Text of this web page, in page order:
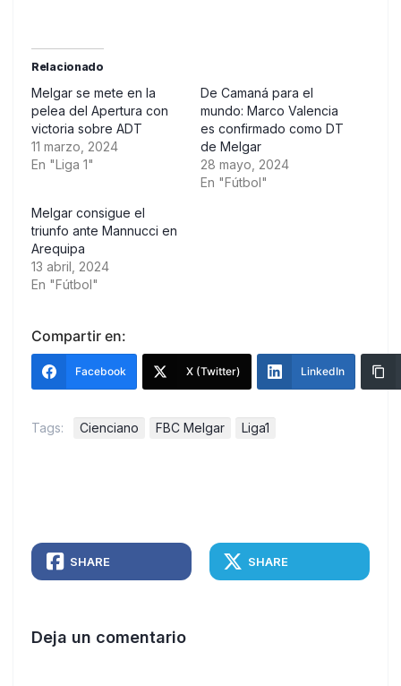
Relacionado
Melgar se mete en la
pelea del Apertura con
victoria sobre ADT
11 marzo, 2024
En "Liga 1"
De Camaná para el
mundo: Marco Valencia
es confirmado como DT
de Melgar
28 mayo, 2024
En "Fútbol"
Melgar consigue el
triunfo ante Mannucci en
Arequipa
13 abril, 2024
En "Fútbol"
Compartir en:
Facebook X (Twitter) LinkedIn
Tags: Cienciano FBC Melgar Liga1
SHARE SHARE
Deja un comentario